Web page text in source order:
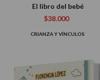
El libro del bebé
$38.000
CRIANZA Y VÍNCULOS